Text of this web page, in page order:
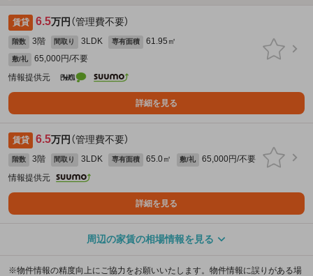
賃貸 6.5万円 （管理費不要）
階数 3階 間取り 3LDK 専有面積 61.95㎡
敷/礼
65,000円/不要
情報提供元
詳細を見る
賃貸 6.5万円 （管理費不要）
階数 3階 間取り 3LDK 専有面積 65.0㎡ 敷/礼
65,000円/不要
情報提供元
詳細を見る
周辺の家賃の相場情報を見る
※物件情報の精度向上にご協力をお願いいたします。物件情報に誤りがある場